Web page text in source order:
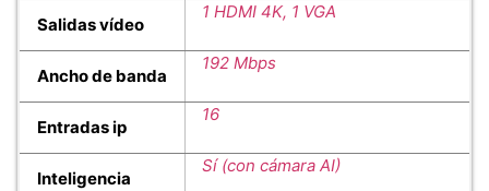
Salidas vídeo
1 HDMI 4K, 1 VGA
Ancho de banda
192 Mbps
Entradas ip
16
Inteligencia
Sí (con cámara AI)